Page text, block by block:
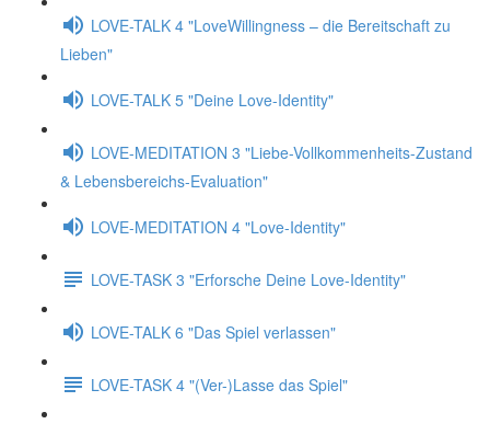
LOVE-TALK 4 "LoveWillingness – die Bereitschaft zu
Lieben"
LOVE-TALK 5 "Deine Love-Identity"
LOVE-MEDITATION 3 "Liebe-Vollkommenheits-Zustand
& Lebensbereichs-Evaluation"
LOVE-MEDITATION 4 "Love-Identity"
LOVE-TASK 3 "Erforsche Deine Love-Identity"
LOVE-TALK 6 "Das Spiel verlassen"
LOVE-TASK 4 "(Ver-)Lasse das Spiel"